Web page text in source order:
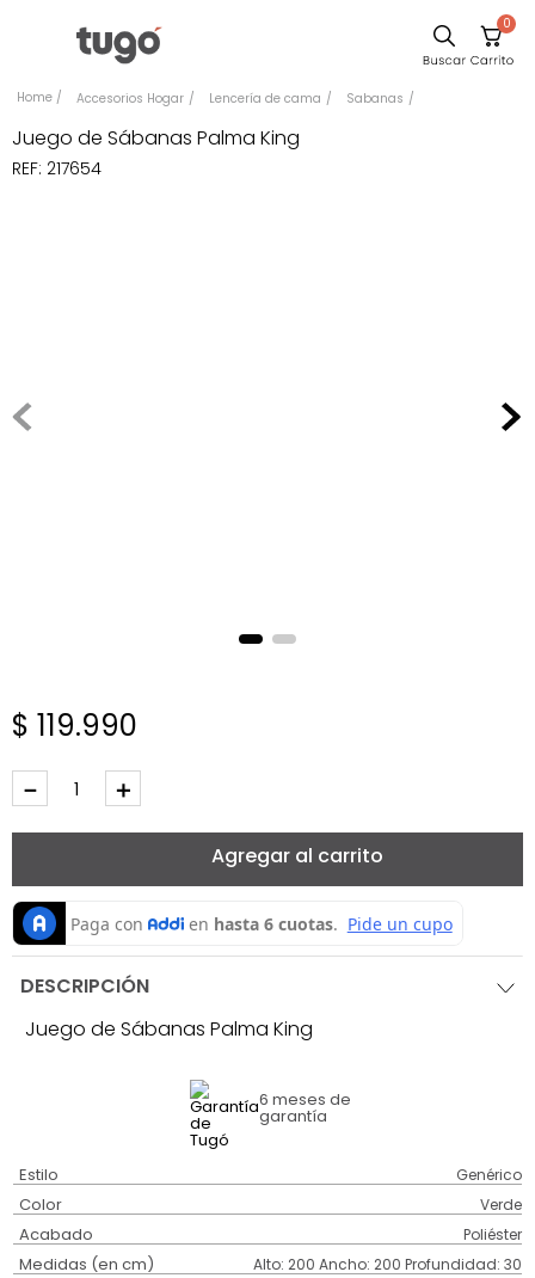
0
Accesorios Hogar Lencería de cama Sabanas
Juego de Sábanas Palma King
REF: 217654
$ 119.990
＋
－
Agregar al carrito
DESCRIPCIÓN
Juego de Sábanas Palma King
6 meses de
garantía
Estilo Genérico
Color Verde
Acabado Poliéster
Medidas (en cm) Alto: 200 Ancho: 200 Profundidad: 30
Escritorio
Sillas